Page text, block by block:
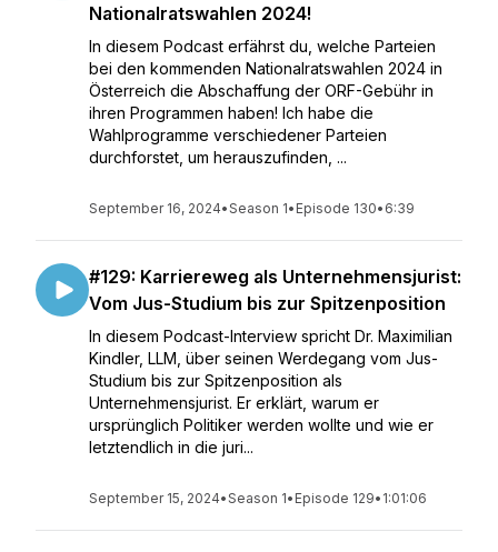
Nationalratswahlen 2024!
In diesem Podcast erfährst du, welche Parteien
bei den kommenden Nationalratswahlen 2024 in
Österreich die Abschaffung der ORF-Gebühr in
ihren Programmen haben! Ich habe die
Wahlprogramme verschiedener Parteien
durchforstet, um herauszufinden, ...
September 16, 2024•Season 1• Episode 130• 6:39
#129: Karriereweg als Unternehmensjurist:
Vom Jus-Studium bis zur Spitzenposition
In diesem Podcast-Interview spricht Dr. Maximilian
Kindler, LLM, über seinen Werdegang vom Jus-
Studium bis zur Spitzenposition als
Unternehmensjurist. Er erklärt, warum er
ursprünglich Politiker werden wollte und wie er
letztendlich in die juri...
September 15, 2024•Season 1• Episode 129• 1:01:06